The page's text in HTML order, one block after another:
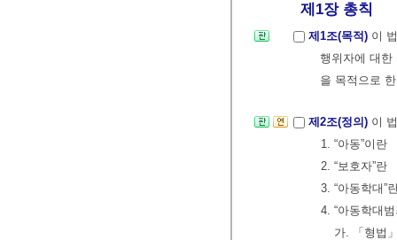
제1장 총칙
제1조(목적) 이
행위자에 대한
을 목적으로
제2조(정의) 이
1. “아동”이란
2. “보호자”란
3. “아동학대”
4. “아동학대
가. 「형법